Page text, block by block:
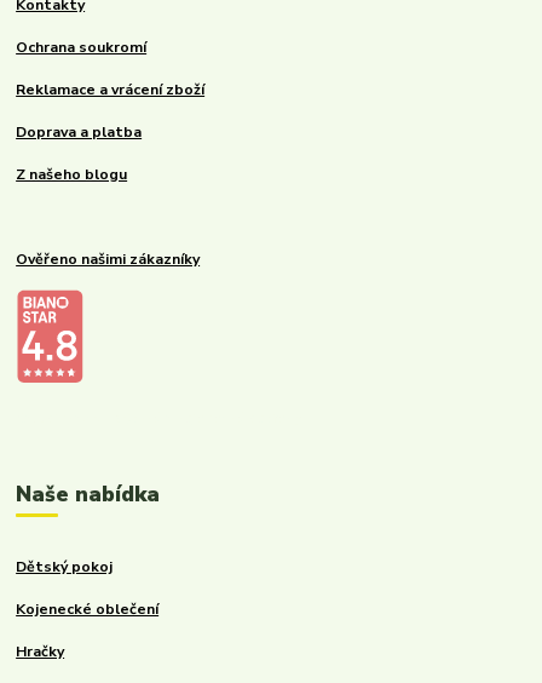
Kontakty
Ochrana soukromí
Reklamace a vrácení zboží
Doprava a platba
Z našeho blogu
Ověřeno našimi zákazníky
Naše nabídka
Dětský pokoj
Kojenecké oblečení
Hračky